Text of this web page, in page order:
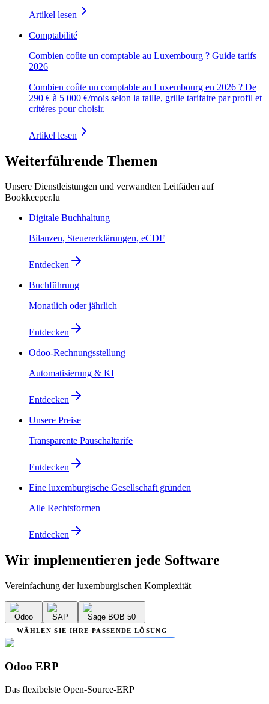
Artikel lesen
Comptabilité
Combien coûte un comptable au Luxembourg ? Guide tarifs
2026
Combien coûte un comptable au Luxembourg en 2026 ? De
290 € à 5 000 €/mois selon la taille, grille tarifaire par profil et
critères pour choisir.
Artikel lesen
Weiterführende Themen
Unsere Dienstleistungen und verwandten Leitfäden auf
Bookkeeper.lu
Digitale Buchhaltung
Bilanzen, Steuererklärungen, eCDF
Entdecken
Buchführung
Monatlich oder jährlich
Entdecken
Odoo-Rechnungsstellung
Automatisierung & KI
Entdecken
Unsere Preise
Transparente Pauschaltarife
Entdecken
Eine luxemburgische Gesellschaft gründen
Alle Rechtsformen
Entdecken
Wir implementieren jede Software
Vereinfachung der luxemburgischen Komplexität
Odoo SAP Sage BOB 50
WÄHLEN SIE IHRE PASSENDE LÖSUNG
Odoo ERP
Das flexibelste Open-Source-ERP